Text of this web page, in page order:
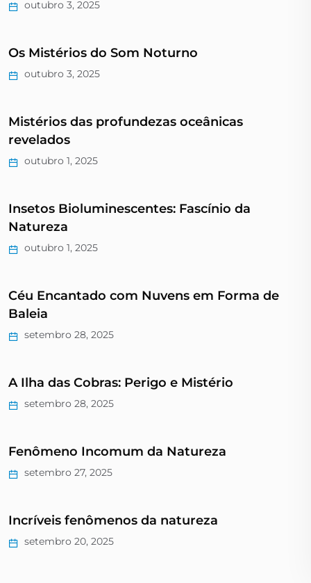
outubro 3, 2025
Os Mistérios do Som Noturno
outubro 3, 2025
Mistérios das profundezas oceânicas
revelados
outubro 1, 2025
Insetos Bioluminescentes: Fascínio da
Natureza
outubro 1, 2025
Céu Encantado com Nuvens em Forma de
Baleia
setembro 28, 2025
A Ilha das Cobras: Perigo e Mistério
setembro 28, 2025
Fenômeno Incomum da Natureza
setembro 27, 2025
Incríveis fenômenos da natureza
setembro 20, 2025